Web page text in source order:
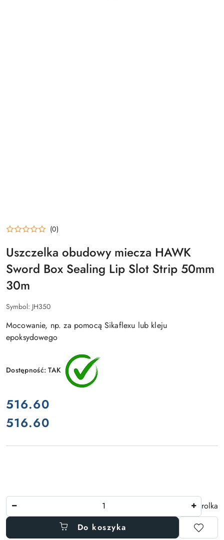
(0)
Uszczelka obudowy miecza HAWK
Sword Box Sealing Lip Slot Strip 50mm
30m
Symbol: JH350
Mocowanie, np. za pomocą Sikaflexu lub kleju
epoksydowego
Dostępność:TAK
cena:
516.60
Cena:
516.60
Ilość
rolka
Do koszyka